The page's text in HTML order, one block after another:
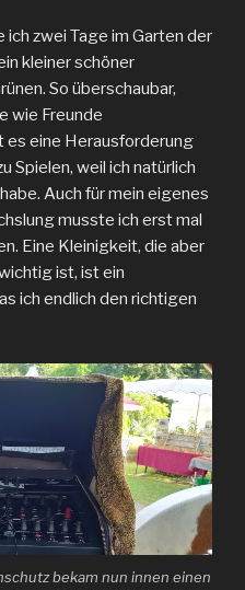
zwei Tage im Garten der
kleiner schöner
So überschaubar,
wie Freunde
es eine Herausforderung
Spielen, weil ich natürlich
Auch für mein eigenes
musste ich erst mal
Eine Kleinigkeit, die aber
ist, ist ein
ich endlich den richtigen
bekam nun innen einen